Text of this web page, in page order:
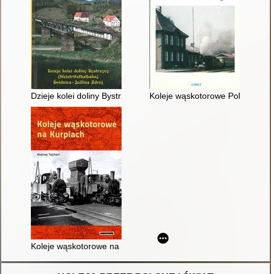
Dzieje kolei doliny Bystrzycy Świdnica-Jedlina Zdrój
Koleje wąskotorowe Polski
Koleje wąskotorowe na Kurpiach